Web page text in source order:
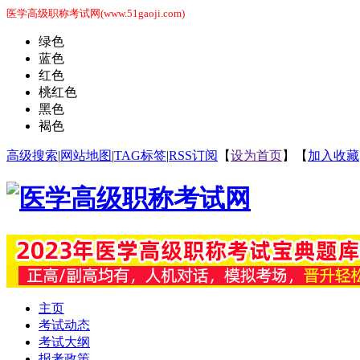
医学高级职称考试网(www.51gaoji.com)
绿色
蓝色
红色
桃红色
黑色
褐色
高级搜索|网站地图|TAG标签|RSS订阅 【设为首页】【 加入收藏
主页
考试动态
考试大纲